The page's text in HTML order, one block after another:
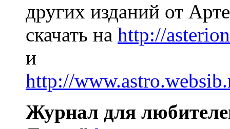
других изданий от
скачать на http://
и
http://
Журнал для